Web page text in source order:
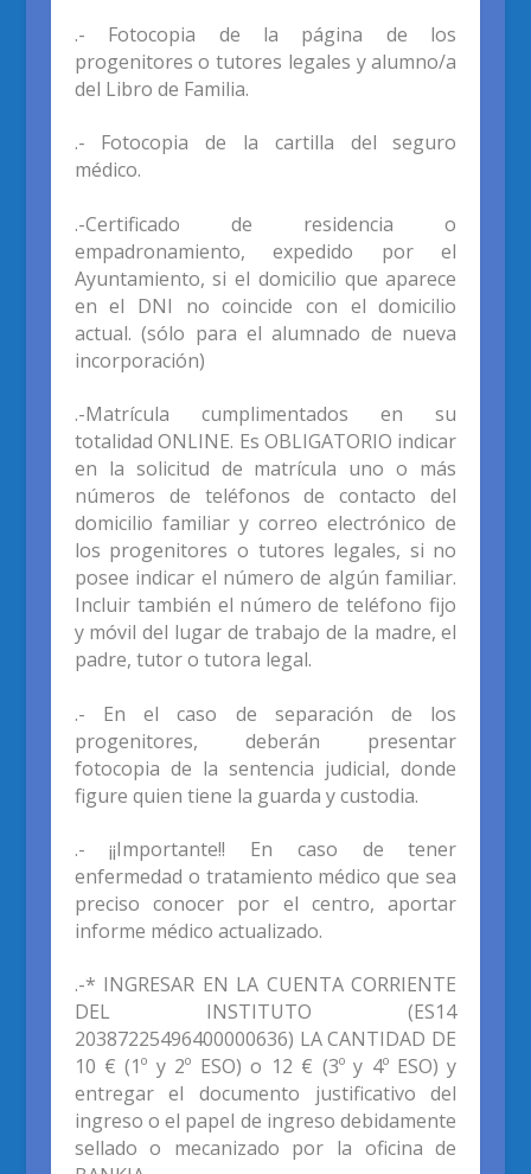
.- Fotocopia de la página de los
progenitores o tutores legales y alumno/a
del Libro de Familia.
.- Fotocopia de la cartilla del seguro
médico.
.-Certificado de residencia o
empadronamiento, expedido por el
Ayuntamiento, si el domicilio que aparece
en el DNI no coincide con el domicilio
actual. (sólo para el alumnado de nueva
incorporación)
.-Matrícula cumplimentados en su
totalidadONLINE. Es OBLIGATORIO indicar
en la solicitud de matrícula uno o más
números de teléfonos de contacto del
domicilio familiar ycorreo electrónico de
los progenitores o tutores legales, si no
posee indicar el número de algún familiar.
Incluir también el número de teléfono fijo
y móvil del lugar de trabajo de la madre, el
padre, tutor o tutora legal.
.- En el caso de separación de los
progenitores, deberán presentar
fotocopia de la sentencia judicial, donde
figure quien tiene la guarda y custodia.
.- ¡¡Importante!! En caso de tener
enfermedad o tratamiento médico que sea
preciso conocer por el centro, aportar
informe médico actualizado.
.-* INGRESAR EN LA CUENTA CORRIENTE
DEL INSTITUTO (ES14
20387225496400000636) LA CANTIDAD DE
10 € (1º y 2º ESO) o 12 € (3º y 4º ESO) y
entregar el documento justificativo del
ingreso o el papel de ingreso debidamente
sellado o mecanizado por la oficina de